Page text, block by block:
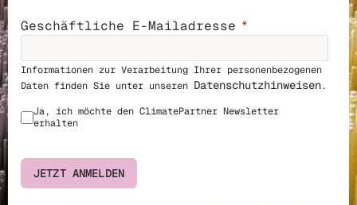
Geschäftliche E-Mailadresse
Informationen zur Verarbeitung Ihrer personenbezogenen
Daten finden Sie unter unseren Datenschutzhinweisen.
Ja, ich möchte den ClimatePartner Newsletter
erhalten
JETZT ANMELDEN